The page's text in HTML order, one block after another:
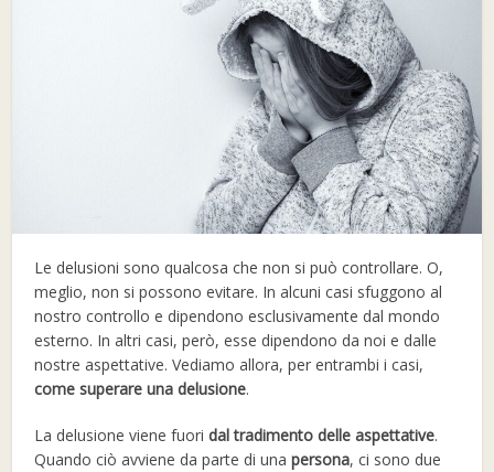
Le delusioni sono qualcosa che non si può controllare. O,
meglio, non si possono evitare. In alcuni casi sfuggono al
nostro controllo e dipendono esclusivamente dal mondo
esterno. In altri casi, però, esse dipendono da noi e dalle
nostre aspettative. Vediamo allora, per entrambi i casi,
come superare una delusione.
La delusione viene fuoridal tradimento delle aspettative.
Quando ciò avviene da parte di unapersona, ci sono due